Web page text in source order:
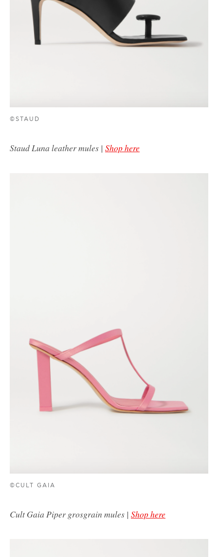
©STAUD
Staud Luna leather mules | Shop here
©CULT GAIA
Cult Gaia Piper grosgrain mules | Shop here